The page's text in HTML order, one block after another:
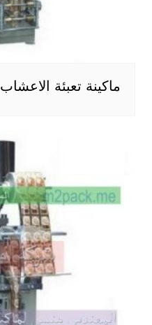
ماكينة تعبئة الاعشاب